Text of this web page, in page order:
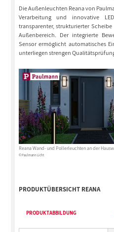
Die Außenleuchten Reana von
Verarbeitung und innovative
transparenter, strukturierter
Außenbereich. Der integrierte
Sensor ermöglicht automatisches
unterliegen strengen
Reana Wand- und Pollerleuchten an der
© Paulmann Licht
PRODUKTÜBERSICHT REANA
PRODUKTABBILDUNG